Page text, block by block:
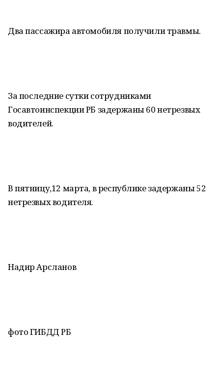
Два пассажира автомобиля получили травмы.
За последние сутки сотрудниками
Госавтоинспекции РБ задержаны 60 нетрезвых
водителей.
В пятницу,12 марта, в республике задержаны 52
нетрезвых водителя.
Надир Арсланов
фото ГИБДД РБ